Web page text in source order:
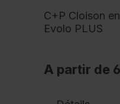
C+P Cloison
Evolo PLUS
A partir de